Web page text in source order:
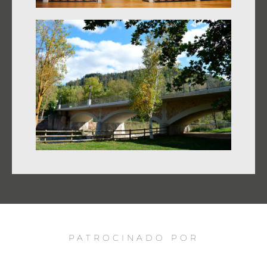
PATROCINADO POR